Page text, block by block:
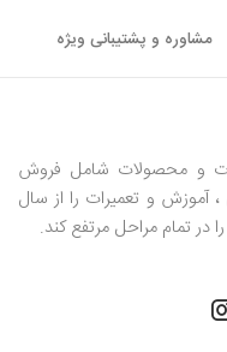
مشاوره و پشتیبانی ویژه
و محصولات شامل فروش
آموزش و تعمیرات را از سال